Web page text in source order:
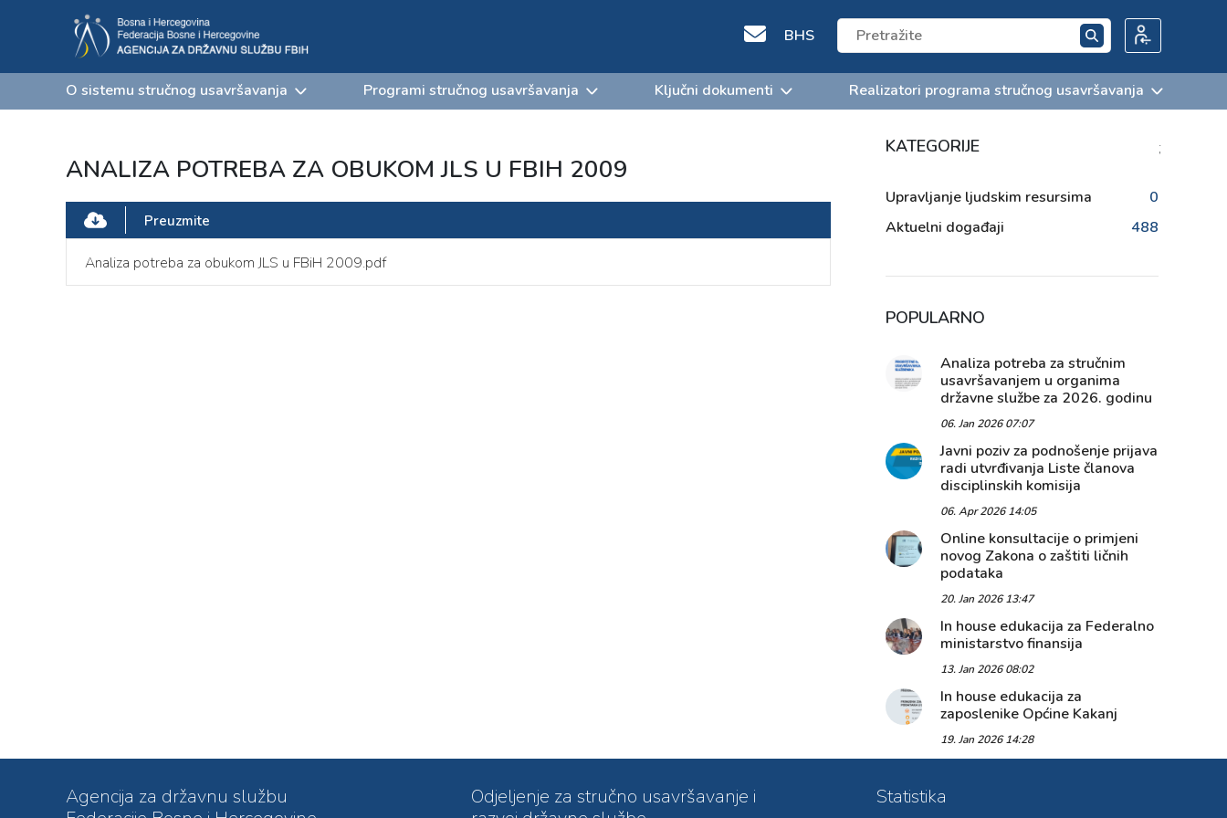
BHS
O sistemu stručnog usavršavanja Programi stručnog usavršavanja Ključni dokumenti Realizatori programa stručnog usavršavanja
ANALIZA POTREBA ZA OBUKOM JLS U FBIH 2009
Preuzmite
Analiza potreba za obukom JLS u FBiH 2009.pdf
KATEGORIJE
Upravljanje ljudskim resursima
0
Aktuelni događaji
488
POPULARNO
Analiza potreba za stručnim
usavršavanjem u organima
državne službe za 2026. godinu
06. Jan 2026 07:07
Javni poziv za podnošenje prijava
radi utvrđivanja Liste članova
disciplinskih komisija
06. Apr 2026 14:05
Online konsultacije o primjeni
novog Zakona o zaštiti ličnih
podataka
20. Jan 2026 13:47
In house edukacija za Federalno
ministarstvo finansija
13. Jan 2026 08:02
In house edukacija za
zaposlenike Općine Kakanj
19. Jan 2026 14:28
;
Agencija za državnu službu
Odjeljenje za stručno usavršavanje i
Statistika